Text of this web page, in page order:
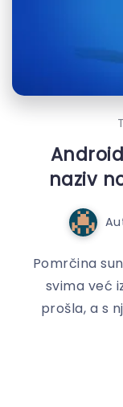
naziv
Pomrčina
svima već
prošla, a s